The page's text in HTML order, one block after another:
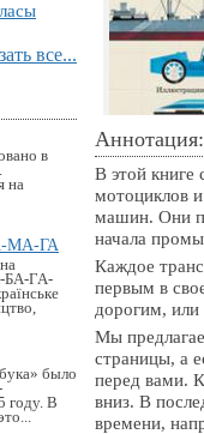
все...
в
на
МА-ГА
БА-ГА-
было
году. В
Аннотация:
В этой книге
мотоциклов
машин. Они
начала
Каждое
первым в
дорогим,
Мы
страницы, а
перед вами.
вниз. В
времени,